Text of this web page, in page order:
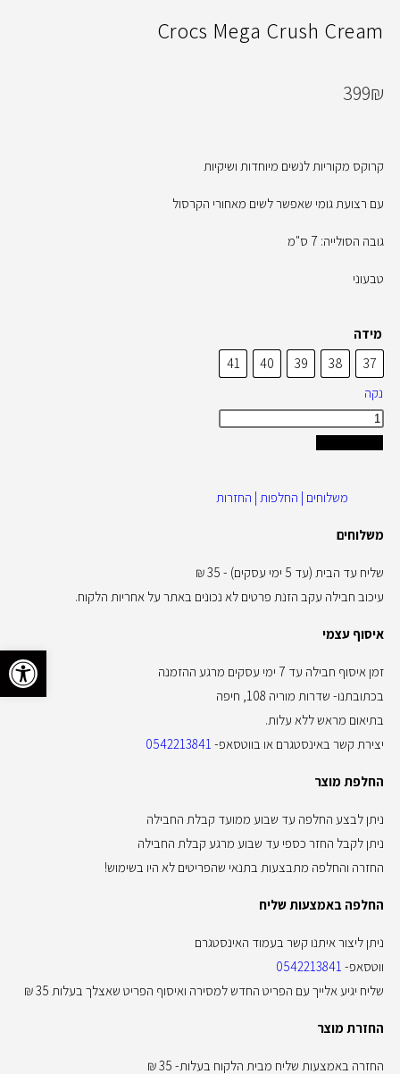
Crocs Mega Crush Cream
399₪
קרוקס מקוריות לנשים מיוחדות ושיקיות
עם רצועת גומי שאפשר לשים מאחורי הקרסול
גובה הסולייה: 7 ס"מ
טבעוני
מידה
37
38
39
40
41
נקה
משלוחים | החלפות | החזרות
משלוחים
שליח עד הבית (עד 5 ימי עסקים) - 35 ₪
עיכוב חבילה עקב הזנת פרטים לא נכונים באתר על אחריות הלקוח.
איסוף עצמי
זמן איסוף חבילה עד 7 ימי עסקים מרגע ההזמנה
בכתובתנו- שדרות מוריה 108, חיפה
בתיאום מראש ללא עלות.
יצירת קשר באינסטגרם או בווטסאפ- 0542213841
החלפת מוצר
ניתן לבצע החלפה עד שבוע ממועד קבלת החבילה
ניתן לקבל החזר כספי עד שבוע מרגע קבלת החבילה
החזרה והחלפה מתבצעות בתנאי שהפריטים לא היו בשימוש!
החלפה באמצעות שליח
ניתן ליצור איתנו קשר בעמוד האינסטגרם
ווטסאפ- 0542213841
שליח יגיע אלייך עם הפריט החדש למסירה ואיסוף הפריט שאצלך בעלות 35 ₪
החזרת מוצר
החזרה באמצעות שליח מבית הלקוח בעלות- 35 ₪
פתח